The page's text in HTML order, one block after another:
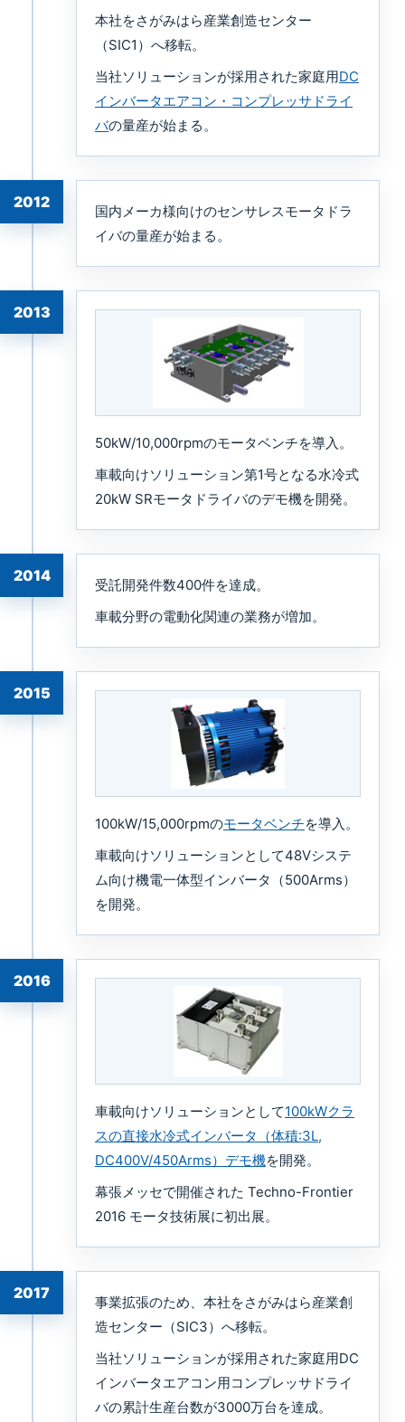
本社をさがみはら産業創造センター
（SIC1）へ移転。
当社ソリューションが採用された家庭用DC
インバータエアコン・コンプレッサドライ
バの量産が始まる。
2012
国内メーカ様向けのセンサレスモータドラ
イバの量産が始まる。
2013
50kW/10,000rpmのモータベンチを導入。
車載向けソリューション第1号となる水冷式
20kW SRモータドライバのデモ機を開発。
2014
受託開発件数400件を達成。
車載分野の電動化関連の業務が増加。
2015
100kW/15,000rpmのモータベンチを導入。
車載向けソリューションとして48Vシステ
ム向け機電一体型インバータ（500Arms）
を開発。
2016
車載向けソリューションとして100kWクラ
スの直接水冷式インバータ（体積:3L,
DC400V/450Arms）デモ機を開発。
幕張メッセで開催された Techno-Frontier
2016 モータ技術展に初出展。
2017
事業拡張のため、本社をさがみはら産業創
造センター（SIC3）へ移転。
当社ソリューションが採用された家庭用DC
インバータエアコン用コンプレッサドライ
バの累計生産台数が3000万台を達成。